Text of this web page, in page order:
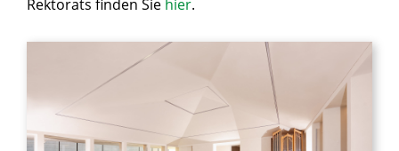
Rektorats finden Sie hier.